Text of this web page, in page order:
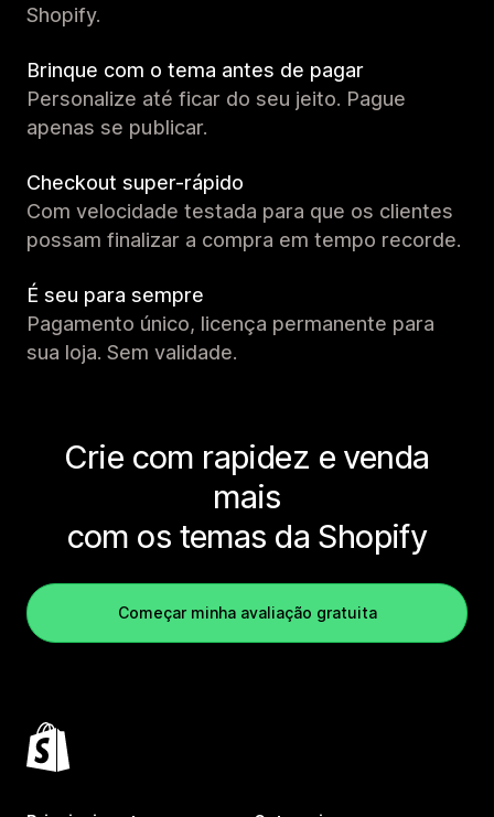
Shopify.
Brinque com o tema antes de pagar
Personalize até ficar do seu jeito. Pague
apenas se publicar.
Checkout super-rápido
Com velocidade testada para que os clientes
possam finalizar a compra em tempo recorde.
É seu para sempre
Pagamento único, licença permanente para
sua loja. Sem validade.
Crie com rapidez e venda
mais
com os temas da Shopify
Começar minha avaliação gratuita